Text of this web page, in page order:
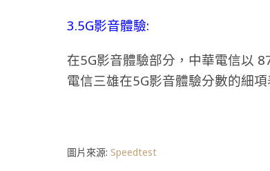
3.5G影音體驗:
在5G影音體驗部分，中華電信以
電信三雄在5G影音體驗分數的細
圖片來源: Speedtest